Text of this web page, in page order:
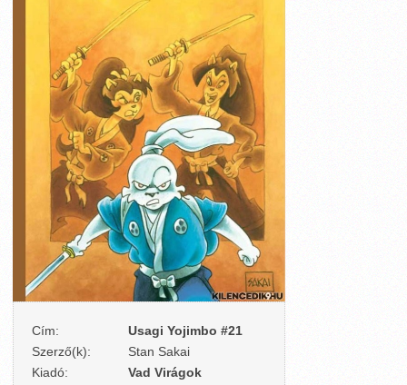
Cím:
Usagi Yojimbo #21
Szerző(k):
Stan Sakai
Kiadó:
Vad Virágok